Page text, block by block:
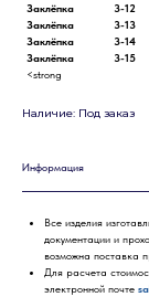
Заклёпка
3-12
Заклёпка
3-13
Заклёпка
3-14
Заклёпка
3-15
<strong
Наличие: Под заказ
Информация
Все изделия
документации и
возможна поставка
Для расчета
электронной почте